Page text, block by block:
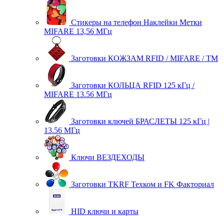
Стикеры на телефон Наклейки Метки
MIFARE 13,56 МГц
Заготовки КОЖЗАМ RFID / MIFARE / TM
Заготовки КОЛЬЦА RFID 125 кГц /
MIFARE 13.56 МГц
Заготовки ключей БРАСЛЕТЫ 125 кГц |
13.56 МГц
Ключи ВЕЗДЕХОДЫ
Заготовки TKRF Техком и FK Факториал
HID ключи и карты